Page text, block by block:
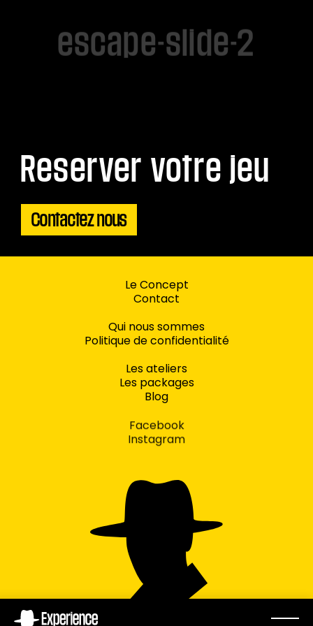
concept
escape-slide-2
Reserver votre jeu
Contactez nous
Le Concept
Contact
Qui nous sommes
Politique de confidentialité
Les ateliers
Les packages
Blog
Facebook
Instagram